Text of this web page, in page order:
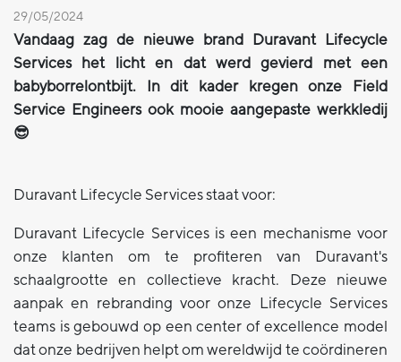
29/05/2024
Vandaag zag de nieuwe brand Duravant Lifecycle
Services het licht en dat werd gevierd met een
babyborrelontbijt. In dit kader kregen onze Field
Service Engineers ook mooie aangepaste werkkledij
😎
Duravant Lifecycle Services staat voor:
Duravant Lifecycle Services is een mechanisme voor
onze klanten om te profiteren van Duravant's
schaalgrootte en collectieve kracht. Deze nieuwe
aanpak en rebranding voor onze Lifecycle Services
teams is gebouwd op een center of excellence model
dat onze bedrijven helpt om wereldwijd te coördineren